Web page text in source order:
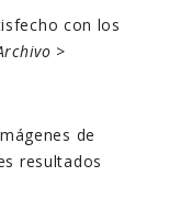
con los
>
de
resultados